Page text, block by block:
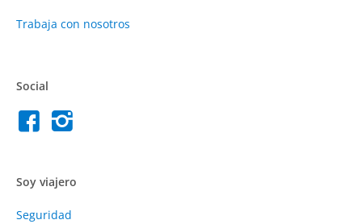
Trabaja con nosotros
Social
Soy viajero
Seguridad